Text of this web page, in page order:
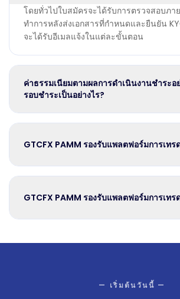
โดยทั่วไปใบสมัครจะได้รับการตรวจสอบภา
ทำการหลังส่งเอกสารที่กำหนดและยืนยัน
จะได้รับอีเมลแจ้งในแต่ละขั้นตอน
ค่าธรรมเนียมตามผลการดำเนินงานชำระอ
รอบชำระเป็นอย่างไร?
GTCFX PAMM รองรับแพลตฟอร์มการเทร
GTCFX PAMM รองรับแพลตฟอร์มการเทร
— เริ่มต้นวันนี้ —